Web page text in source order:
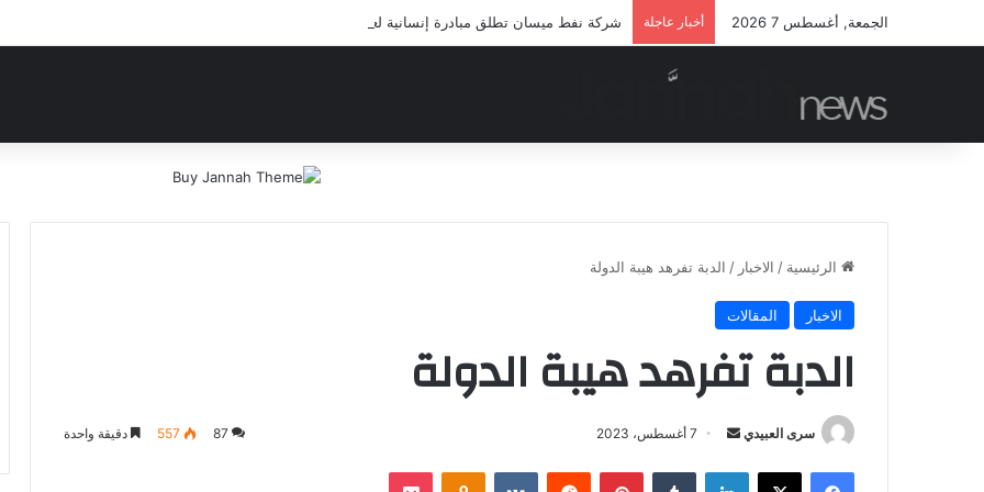
الجمعة, أغسطس 7 2026 أخبار عاجلة شركة نفط ميسان تطلق مبادرة إنسانية لعلاج أيتام مدرسة كافل اليتيم
الرئيسية / الاخبار / الدبة تفرهد هيبة الدولة
الاخبار المقالات
الدبة تفرهد هيبة الدولة
سرى العبيدي
أرسل
إلكترونيا
7 أغسطس، 2023 87
557 دقيقة واحدة
فيسبوك ‫X لينكدإن بينتيريست Odnoklassniki
‫Pocket